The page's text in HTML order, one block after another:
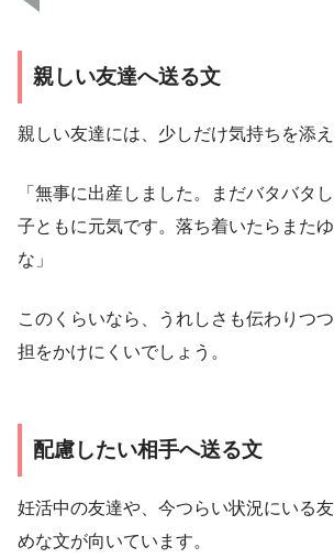
親しい友達へ送る文
親しい友達には、少しだけ気持ちを添え
「無事に出産しました。まだバタバタ
子ともに元気です。落ち着いたらまた
な」
このくらいなら、うれしさも伝わりつ
担をかけにくいでしょう。
配慮したい相手へ送る文
妊活中の友達や、今つらい状況にいる
めな文が向いています。